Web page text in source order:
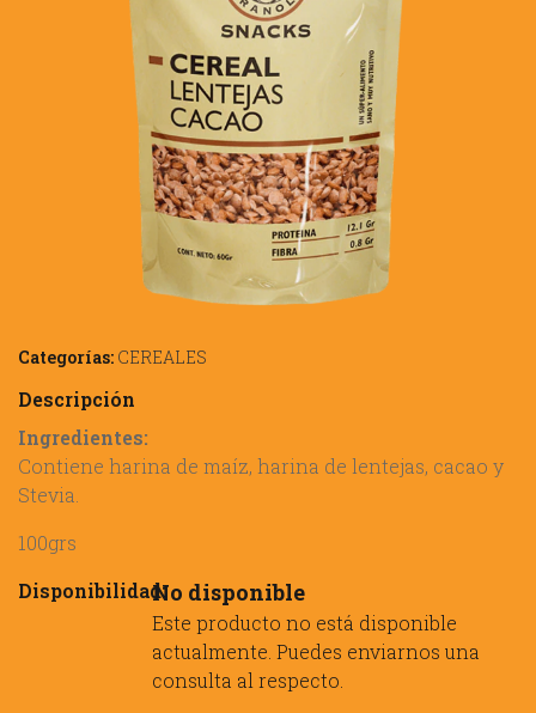
Categorías: CEREALES
Descripción
Ingredientes:
Contiene harina de maíz, harina de lentejas, cacao y
Stevia.
100grs
Disponibilidad:No disponible
Este producto no está disponible
actualmente. Puedes enviarnos una
consulta al respecto.